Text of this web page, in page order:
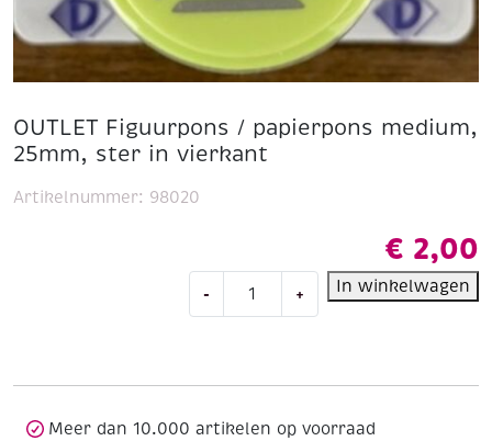
OUTLET Figuurpons / papierpons medium,
25mm, ster in vierkant
€ 2,00
-
Figuurpons
ster
+ In winkelwagen
Artikelnummer: 98020
Meer dan 10.000 artikelen op voorraad